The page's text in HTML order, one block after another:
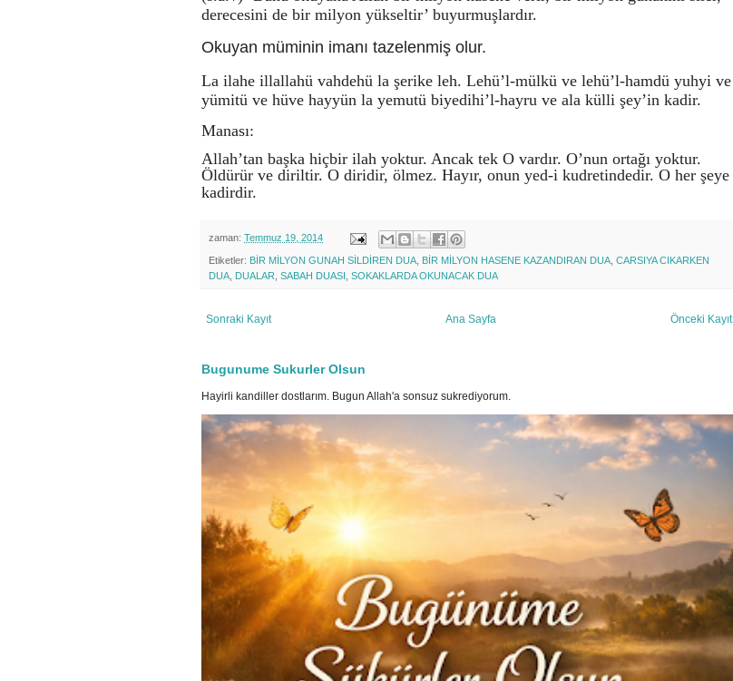
derecesini de bir milyon yükseltir’ buyurmuşlardır.
Okuyan müminin imanı tazelenmiş olur.
La ilahe illallahü vahdehü la şerike leh. Lehü’l-mülkü ve lehü’l-hamdü yuhyi ve
yümitü ve hüve hayyün la yemutü biyedihi’l-hayru ve ala külli şey’in kadir.
Manası:
Allah’tan başka hiçbir ilah yoktur. Ancak tek O vardır. O’nun ortağı yoktur.
Öldürür ve diriltir. O diridir, ölmez. Hayır, onun yed-i kudretindedir. O her şeye
kadirdir.
zaman: Temmuz 19, 2014
Etiketler: BİR MİLYON GUNAH SİLDİREN DUA BİR MİLYON HASENE KAZANDIRAN DUA CARSIYA CIKARKEN
DUA DUALAR SABAH DUASI SOKAKLARDA OKUNACAK DUA
Sonraki Kayıt Önceki Kayıt
Ana Sayfa
Bugunume Sukurler Olsun
Hayirli kandiller dostlarım. Bugun Allah'a sonsuz sukrediyorum.